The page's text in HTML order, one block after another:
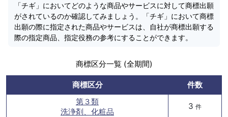
「チギ」においてどのような商品やサービスに対して商標出願
がされているのか確認してみましょう。「チギ」において商標
出願の際に指定された商品やサービスは、自社が商標出願する
際の指定商品、指定役務の参考にすることができます。
商標区分一覧 (全期間)
商標区分
件数
第３類
洗浄剤、化粧品
3 件